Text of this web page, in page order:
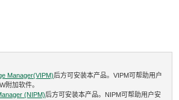
Manager(VIPM)后方可安装本产品。VIPM可帮助用户
附加软件。
(NIPM)后方可安装本产品。NIPM可帮助用户安